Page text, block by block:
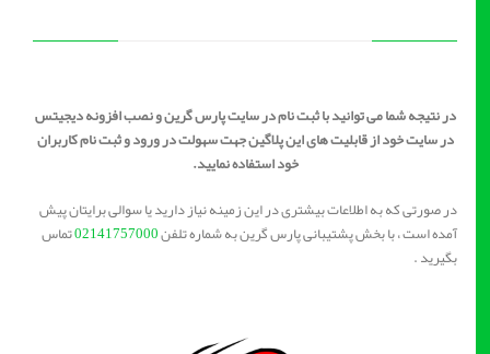
در نتیجه شما می توانید با ثبت نام در سایت پارس گرین و نصب افزونه دیجیتس
در سایت خود از قابلیت های این پلاگین جهت سهولت در ورود و ثبت نام کاربران
خود استفاده نمایید.
در صورتی که به اطلاعات بیشتری در این زمینه نیاز دارید یا سوالی برایتان پیش
آمده است ، با بخش پشتیبانی پارس گرین به شماره تلفن02141757000تماس
بگیرید .